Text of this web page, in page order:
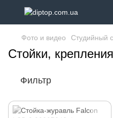
Фото и видео Студийный
Стойки,
Фильтр